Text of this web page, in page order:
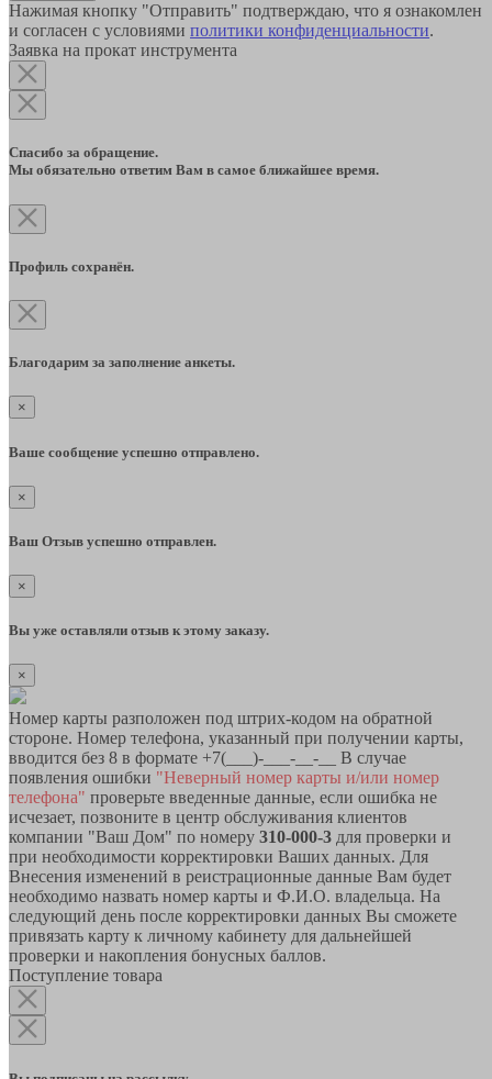
Нажимая кнопку "Отправить" подтверждаю, что я ознакомлен
и согласен с условиями политики конфиденциальности.
Заявка на прокат инструмента
Спасибо за обращение.
Мы обязательно ответим Вам в самое ближайшее время.
Профиль сохранён.
Благодарим за заполнение анкеты.
×
Ваше сообщение успешно отправлено.
×
Ваш Отзыв успешно отправлен.
×
Вы уже оставляли отзыв к этому заказу.
×
Номер карты разположен под штрих-кодом на обратной
стороне. Номер телефона, указанный при получении карты,
вводится без 8 в формате +7(___)-___-__-__ В случае
появления ошибки "Неверный номер карты и/или номер
телефона" проверьте введенные данные, если ошибка не
исчезает, позвоните в центр обслуживания клиентов
компании "Ваш Дом" по номеру 310-000-3 для проверки и
при необходимости корректировки Ваших данных. Для
Внесения изменений в реистрационные данные Вам будет
необходимо назвать номер карты и Ф.И.О. владельца. На
следующий день после корректировки данных Вы сможете
привязать карту к личному кабинету для дальнейшей
проверки и накопления бонусных баллов.
Поступление товара